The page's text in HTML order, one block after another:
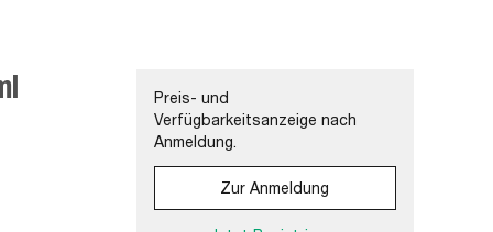
Preis- und
Verfügbarkeitsanzeige nach
Anmeldung.
Zur Anmeldung